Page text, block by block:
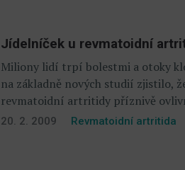
Jídelníček u revmatoidní
Miliony lidí trpí bolestmi a otoky
na základně nových studií zjistilo,
revmatoidní artritidy příznivě
20. 2. 2009 Revmatoidní artritida